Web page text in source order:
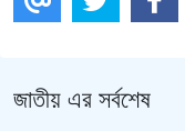
জাতীয় এর সর্বশেষ